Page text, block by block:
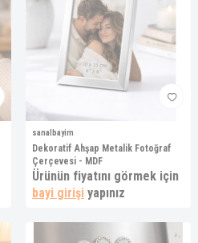
sanalbayim
Dekoratif Ahşap Metalik Fotoğraf
Çerçevesi - MDF
Ürünün fiyatını görmek için
bayi girişi yapınız